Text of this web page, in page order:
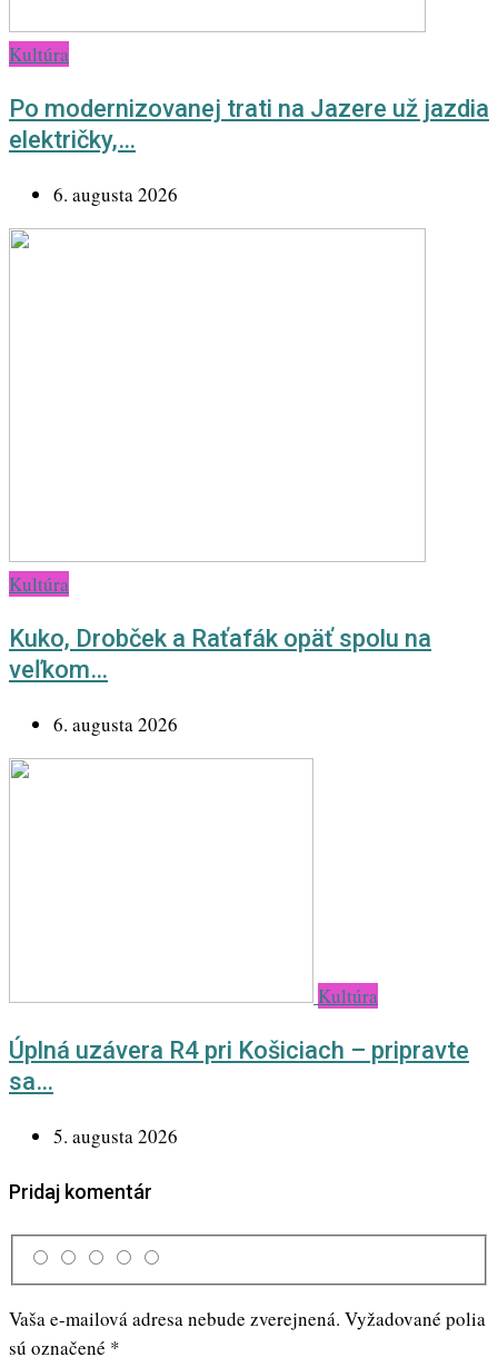
Kultúra
Po modernizovanej trati na Jazere už jazdia
električky,…
6. augusta 2026
Kultúra
Kuko, Drobček a Raťafák opäť spolu na
veľkom…
6. augusta 2026
Kultúra
Úplná uzávera R4 pri Košiciach – pripravte
sa…
5. augusta 2026
Pridaj komentár
Vaša e-mailová adresa nebude zverejnená. Vyžadované polia
sú označené *